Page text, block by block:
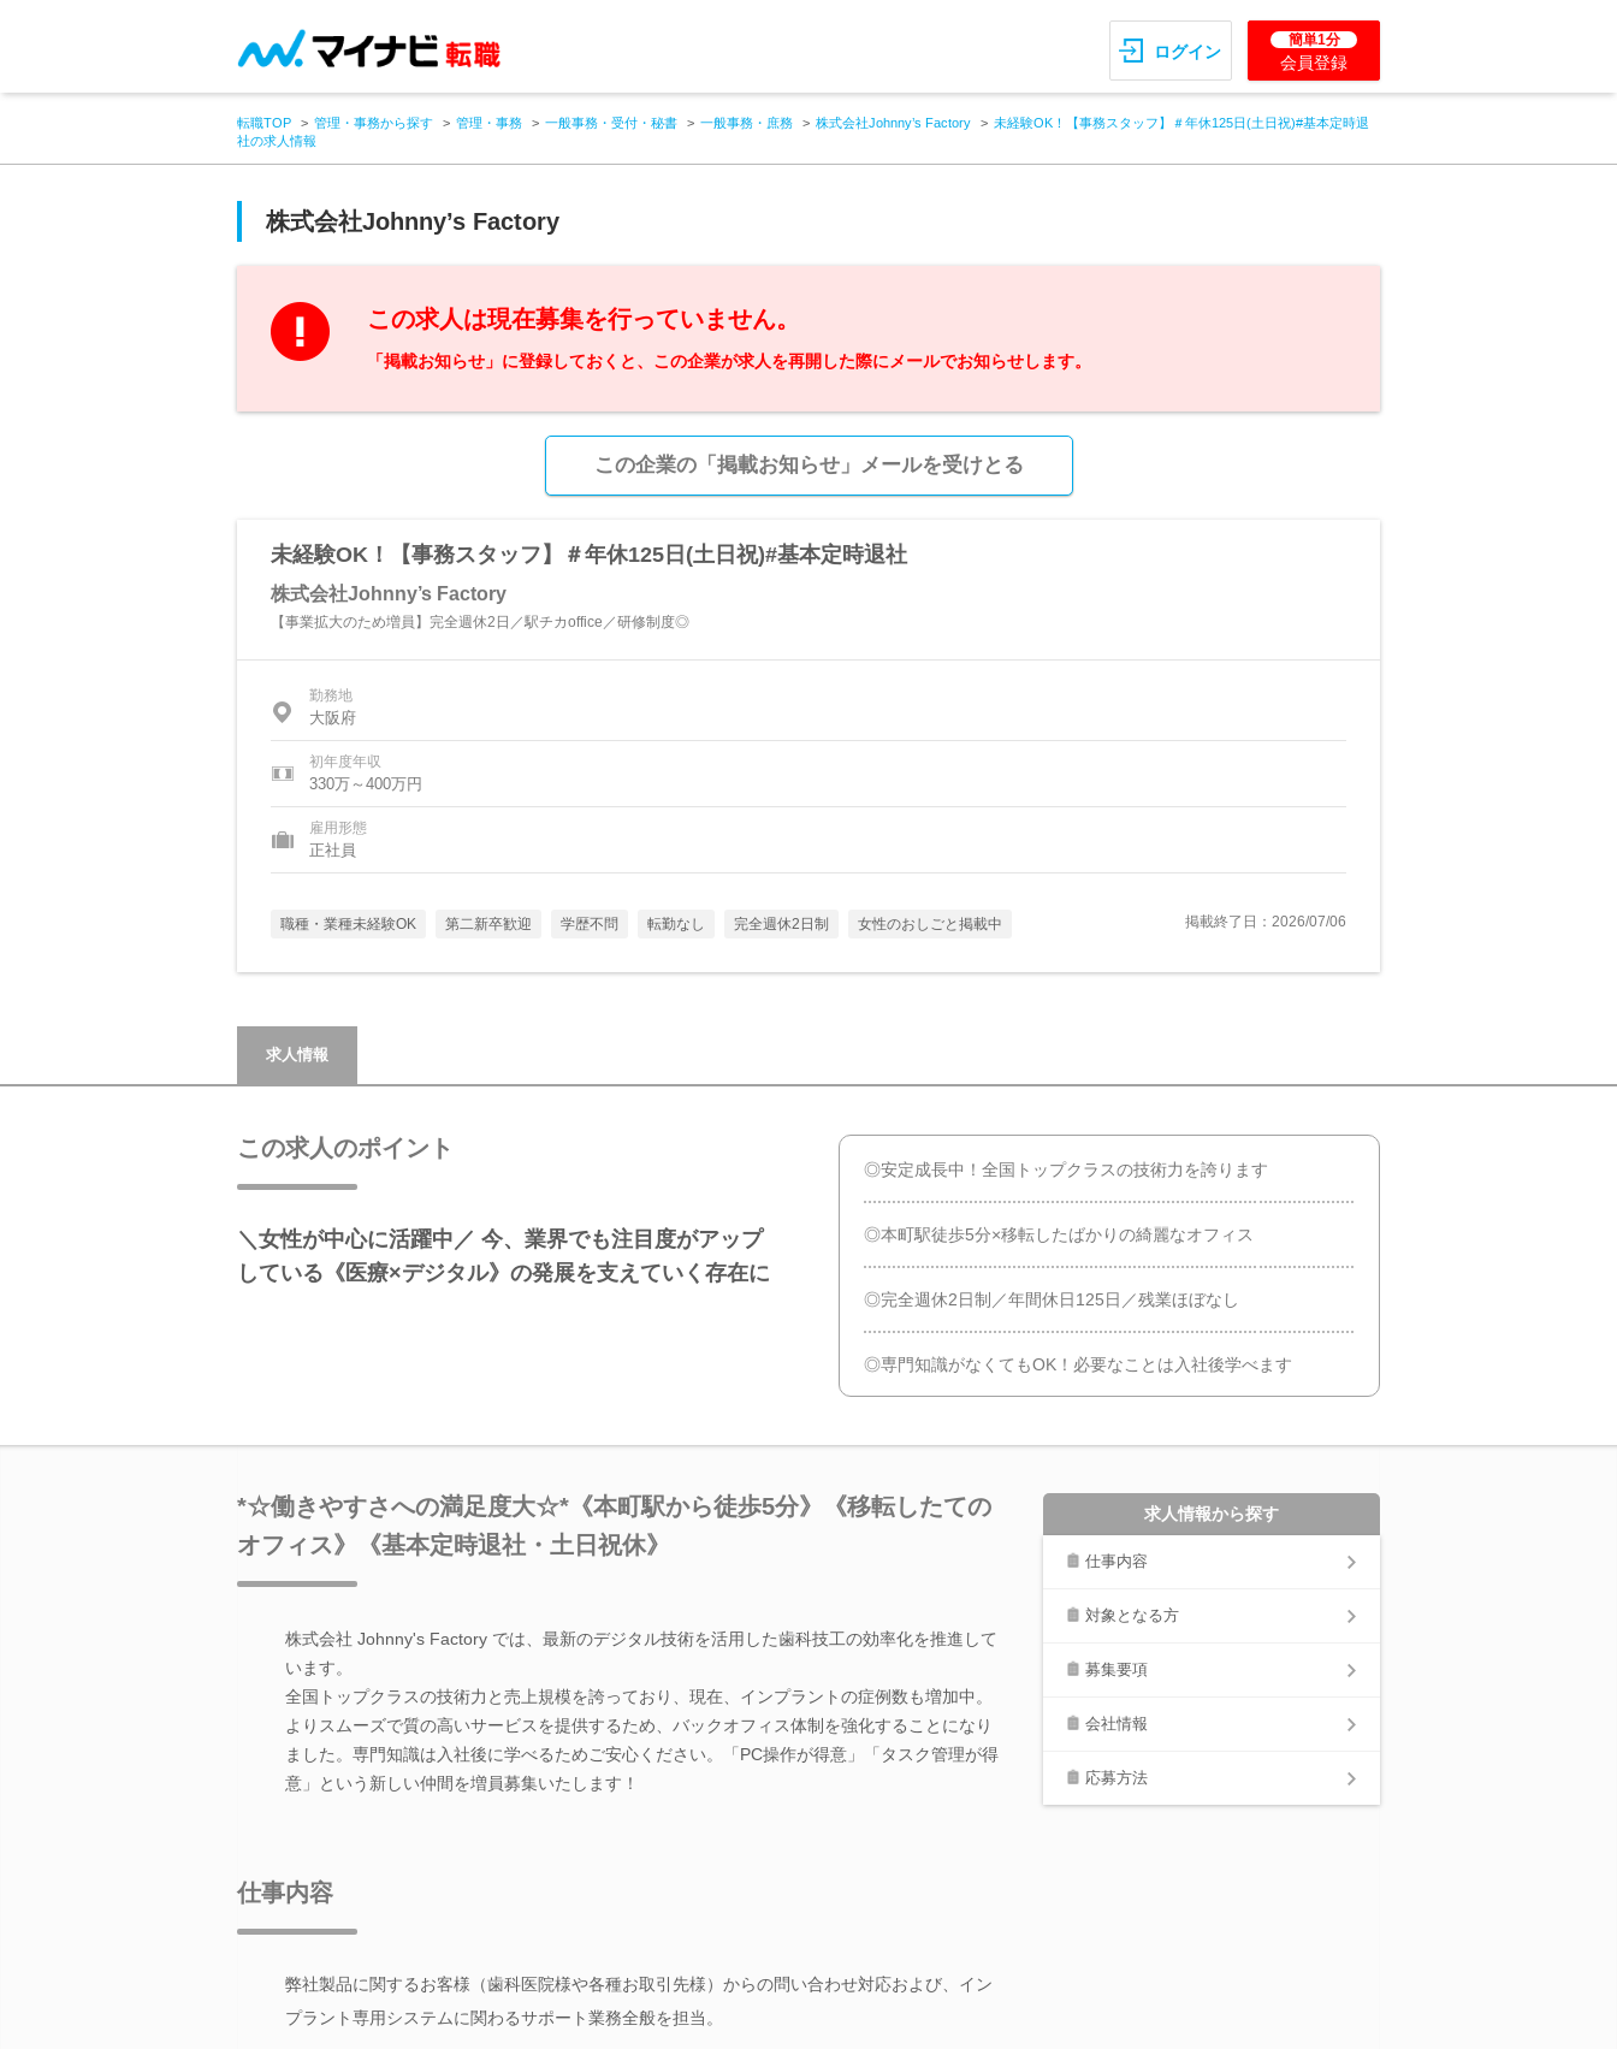
ログイン
簡単1分
会員登録
転職TOP 管理・事務から探す 管理・事務 一般事務・受付・秘書 一般事務・庶務 株式会社Johnny’s Factory
未経験OK！【事務スタッフ】＃年休125日(土日祝)#基本定時退
社の求人情報
株式会社Johnny’s Factory
この求人は現在募集を行っていません。
「掲載お知らせ」に登録しておくと、この企業が求人を再開した際にメールでお知らせします。
この企業の「掲載お知らせ」メールを受けとる
未経験OK！【事務スタッフ】＃年休125日(土日祝)#基本定時退社
株式会社Johnny’s Factory
【事業拡大のため増員】完全週休2日／駅チカoffice／研修制度◎
勤務地
大阪府
初年度年収
330万～400万円
雇用形態
正社員
職種・業種未経験OK 第二新卒歓迎 学歴不問 転勤なし 完全週休2日制 女性のおしごと掲載中 掲載終了日：2026/07/06
求人情報
この求人のポイント
＼女性が中心に活躍中／ 今、業界でも注目度がアップ
している《医療×デジタル》の発展を支えていく存在に
◎安定成長中！全国トップクラスの技術力を誇ります
◎本町駅徒歩5分×移転したばかりの綺麗なオフィス
◎完全週休2日制／年間休日125日／残業ほぼなし
◎専門知識がなくてもOK！必要なことは入社後学べます
*☆働きやすさへの満足度大☆*《本町駅から徒歩5分》《移転したての
オフィス》《基本定時退社・土日祝休》
株式会社 Johnny's Factory では、最新のデジタル技術を活用した歯科技工の効率化を推進して
います。
全国トップクラスの技術力と売上規模を誇っており、現在、インプラントの症例数も増加中。
よりスムーズで質の高いサービスを提供するため、バックオフィス体制を強化することになり
ました。専門知識は入社後に学べるためご安心ください。「PC操作が得意」「タスク管理が得
意」という新しい仲間を増員募集いたします！
仕事内容
弊社製品に関するお客様（歯科医院様や各種お取引先様）からの問い合わせ対応および、イン
プラント専用システムに関わるサポート業務全般を担当。
求人情報から探す
仕事内容
対象となる方
募集要項
会社情報
応募方法